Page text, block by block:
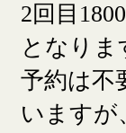
2回目
となりま
予約は不
いますが